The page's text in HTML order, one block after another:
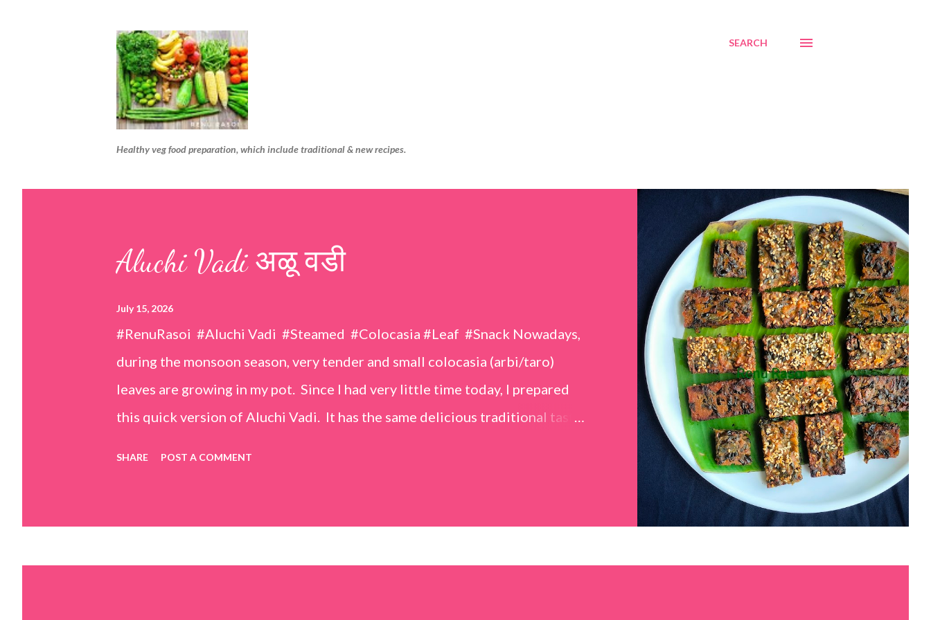
Healthy veg food preparation, which include traditional & new recipes.
SEARCH
Aluchi Vadi अळू वडी
July 15, 2026
#RenuRasoi #Aluchi Vadi #Steamed #Colocasia #Leaf #Snack Nowadays,
during the monsoon season, very tender and small colocasia (arbi/taro)
leaves are growing in my pot. Since I had very little time today, I prepared
this quick version of Aluchi Vadi. It has the same delicious traditional taste
teaspoons *Salt – 1½ teaspoons *Sugar – 1 teaspoon *Coriander powder – 3
SHARE POST A COMMENT